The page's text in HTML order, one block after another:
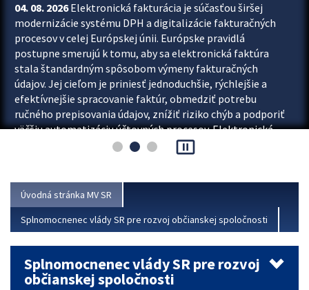
04. 08. 2026Elektronická fakturácia je súčasťou širšej
modernizácie systému DPH a digitalizácie fakturačných
procesov v celej Európskej únii. Európske pravidlá
postupne smerujú k tomu, aby sa elektronická faktúra
stala štandardným spôsobom výmeny fakturačných
údajov. Jej cieľom je priniesť jednoduchšie, rýchlejšie a
efektívnejšie spracovanie faktúr, obmedziť potrebu
ručného prepisovania údajov, znížiť riziko chýb a podporiť
väčšiu automatizáciu účtovných procesov. Elektronická
fakturácia preto nepredstavuje...
pause_presentation
Úvodná stránka MV SR
Splnomocnenec vlády SR pre rozvoj občianskej spoločnosti
Splnomocnenec vlády SR pre rozvoj
občianskej spoločnosti